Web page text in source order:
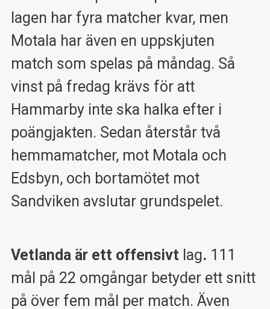
lagen har fyra matcher kvar, men
Motala har även en uppskjuten
match som spelas på måndag. Så
vinst på fredag krävs för att
Hammarby inte ska halka efter i
poängjakten. Sedan återstår två
hemmamatcher, mot Motala och
Edsbyn, och bortamötet mot
Sandviken avslutar grundspelet.
Vetlanda är ett offensivt lag. 111
mål på 22 omgångar betyder ett snitt
på över fem mål per match. Även